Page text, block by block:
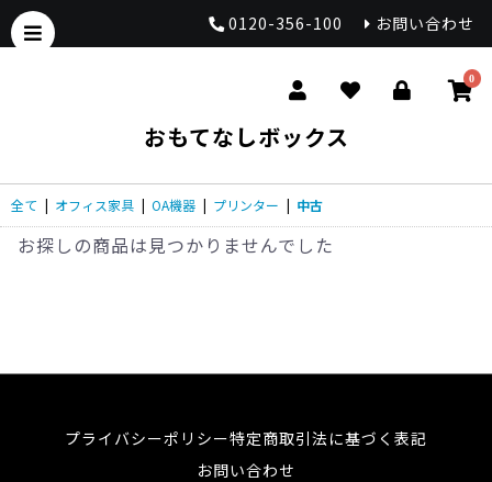
0120-356-100 お問い合わせ
0
おもてなしボックス
全て | オフィス家具 | OA機器 | プリンター | 中古
お探しの商品は見つかりませんでした
プライバシーポリシー特定商取引法に基づく表記
お問い合わせ